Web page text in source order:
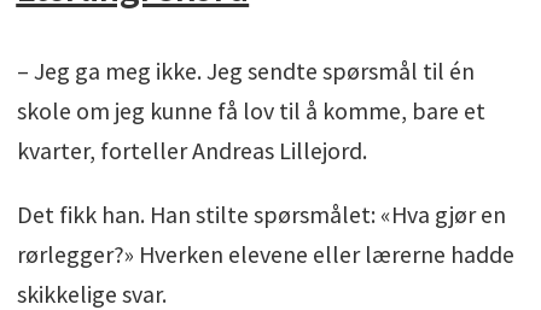
– Jeg ga meg ikke. Jeg sendte spørsmål til én
skole om jeg kunne få lov til å komme, bare et
kvarter, forteller Andreas Lillejord.
Det fikk han. Han stilte spørsmålet: «Hva gjør en
rørlegger?» Hverken elevene eller lærerne hadde
skikkelige svar.